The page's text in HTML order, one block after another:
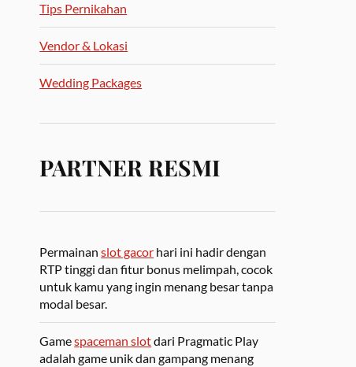
Tips Pernikahan
Vendor & Lokasi
Wedding Packages
PARTNER RESMI
Permainanslot gacor hari ini hadir dengan
RTP tinggi dan fitur bonus melimpah, cocok
untuk kamu yang ingin menang besar tanpa
modal besar.
Gamespaceman slotdari Pragmatic Play
adalah game unik dan gampang menang